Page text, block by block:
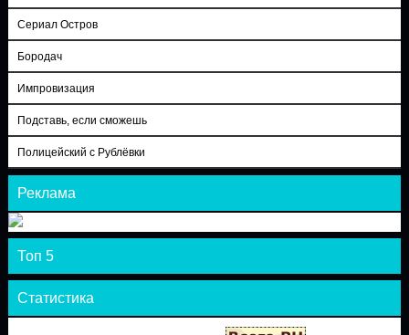
Сериал Остров
Бородач
Импровизация
Подставь, если сможешь
Полицейский с Рублёвки
Реклама
Топ 5
Статистика